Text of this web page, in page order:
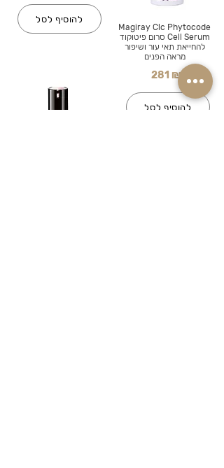
להוסיף לסל
Magiray Clc Phytocode
Cell Serum סרום פיטוקוד
להחייאת תאי עור ושיפור
מראה הפנים
281 ₪
להוסיף לסל